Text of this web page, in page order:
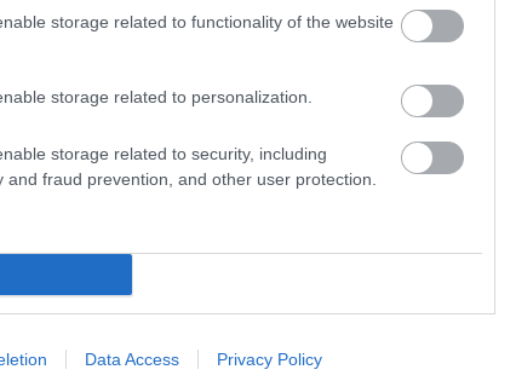
storage related to functionality of the website
storage related to personalization.
storage related to security, including
fraud prevention, and other user protection.
Data Access Privacy Policy
film Margot
Marvel mass
Robot musical
Nolan filmek
Oscarra várva
Pixar playstation
politika
Gosling Scarlett